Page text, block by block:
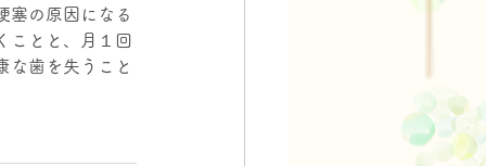
塞の原因になる
ことと、月１回
な歯を失うこと